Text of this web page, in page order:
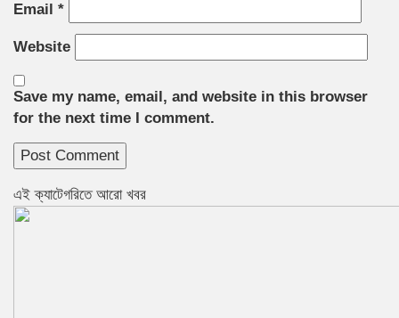
Email *
Website
Save my name, email, and website in this browser
for the next time I comment.
এই ক্যাটেগরিতে আরো খবর